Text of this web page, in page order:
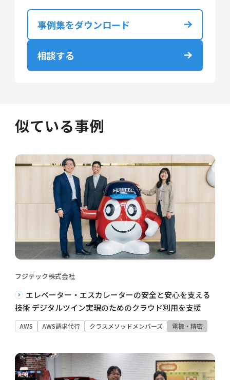
事例集をダウンロード
相談する
似ている事例
フジテック株式会社
エレベーター・エスカレーターの安全と安心を支える
技術 デジタルツイン実現のためのクラウド利用を支援
AWS AWS請求代行 クラスメソッドメンバーズ 電機・精密